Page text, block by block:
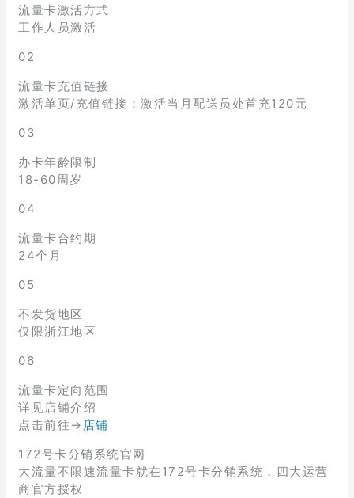
流量卡激活方式
工作人员激活
02
流量卡充值链接
激活单页/充值链接：激活当月配送员处首充120元
03
办卡年龄限制
18-60周岁
04
流量卡合约期
24个月
05
不发货地区
仅限浙江地区
06
流量卡定向范围
详见店铺介绍
点击前往→ 店铺
172号卡分销系统官网
大流量不限速流量卡就在172号卡分销系统，四大运营
商官方授权